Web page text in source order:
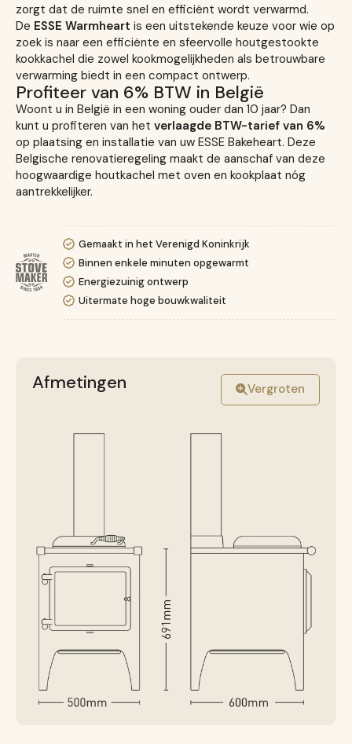
zorgt dat de ruimte snel en efficiënt wordt verwarmd.
De ESSE Warmheart is een uitstekende keuze voor wie op
zoek is naar een efficiënte en sfeervolle houtgestookte
kookkachel die zowel kookmogelijkheden als betrouwbare
verwarming biedt in een compact ontwerp.
Profiteer van 6% BTW in België
Woont u in België in een woning ouder dan 10 jaar? Dan
kunt u profiteren van het verlaagde BTW-tarief van 6%
op plaatsing en installatie van uw ESSE Bakeheart. Deze
Belgische renovatieregeling maakt de aanschaf van deze
hoogwaardige houtkachel met oven en kookplaat nóg
aantrekkelijker.
Gemaakt in het Verenigd Koninkrijk
Binnen enkele minuten opgewarmt
Energiezuinig ontwerp
Uitermate hoge bouwkwaliteit
Afmetingen Vergroten